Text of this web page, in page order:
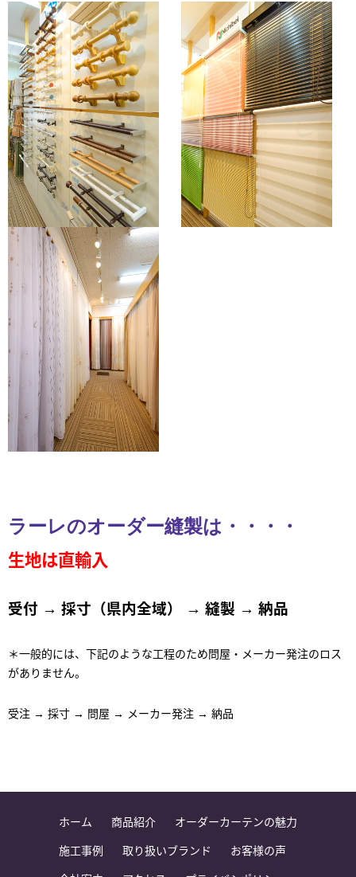
ラーレのオーダー縫製は・・・・
生地は直輸入
受付 → 採寸（県内全域） → 縫製 → 納品
＊一般的には、下記のような工程のため問屋・メーカー発注のロス
がありません。
受注 → 採寸 → 問屋 → メーカー発注 → 納品
ホーム 商品紹介 オーダーカーテンの魅力
施工事例 取り扱いブランド お客様の声